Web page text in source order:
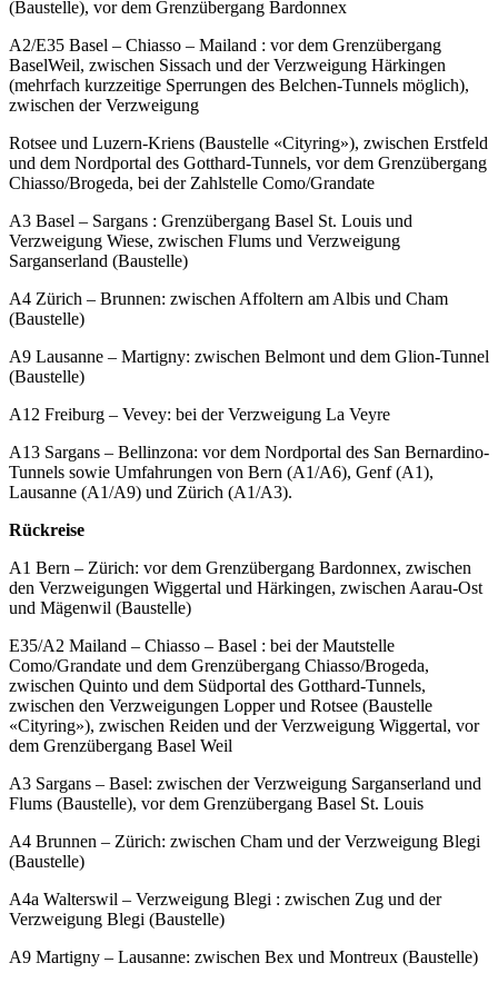
(Baustelle), vor dem Grenzübergang Bardonnex
A2/E35 Basel – Chiasso – Mailand : vor dem Grenzübergang
BaselWeil, zwischen Sissach und der Verzweigung Härkingen
(mehrfach kurzzeitige Sperrungen des Belchen-Tunnels möglich),
zwischen der Verzweigung
Rotsee und Luzern-Kriens (Baustelle «Cityring»), zwischen Erstfeld
und dem Nordportal des Gotthard-Tunnels, vor dem Grenzübergang
Chiasso/Brogeda, bei der Zahlstelle Como/Grandate
A3 Basel – Sargans : Grenzübergang Basel St. Louis und
Verzweigung Wiese, zwischen Flums und Verzweigung
Sarganserland (Baustelle)
A4 Zürich – Brunnen: zwischen Affoltern am Albis und Cham
(Baustelle)
A9 Lausanne – Martigny: zwischen Belmont und dem Glion-Tunnel
(Baustelle)
A12 Freiburg – Vevey: bei der Verzweigung La Veyre
A13 Sargans – Bellinzona: vor dem Nordportal des San Bernardino-
Tunnels sowie Umfahrungen von Bern (A1/A6), Genf (A1),
Lausanne (A1/A9) und Zürich (A1/A3).
Rückreise
A1 Bern – Zürich: vor dem Grenzübergang Bardonnex, zwischen
den Verzweigungen Wiggertal und Härkingen, zwischen Aarau-Ost
und Mägenwil (Baustelle)
E35/A2 Mailand – Chiasso – Basel : bei der Mautstelle
Como/Grandate und dem Grenzübergang Chiasso/Brogeda,
zwischen Quinto und dem Südportal des Gotthard-Tunnels,
zwischen den Verzweigungen Lopper und Rotsee (Baustelle
«Cityring»), zwischen Reiden und der Verzweigung Wiggertal, vor
dem Grenzübergang Basel Weil
A3 Sargans – Basel: zwischen der Verzweigung Sarganserland und
Flums (Baustelle), vor dem Grenzübergang Basel St. Louis
A4 Brunnen – Zürich: zwischen Cham und der Verzweigung Blegi
(Baustelle)
A4a Walterswil – Verzweigung Blegi : zwischen Zug und der
Verzweigung Blegi (Baustelle)
A9 Martigny – Lausanne: zwischen Bex und Montreux (Baustelle)